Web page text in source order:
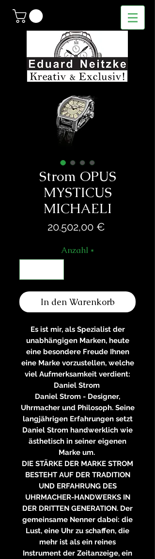
Strom OPUS
MYSTICUS
MICHAELI
20.502,00 €
Anzahl *
In den Warenkorb
Es ist mir, als Spezialist der
unabhängigen Marken, heute
eine besondere Freude Ihnen
eine Marke vorzustellen, welche
viel Aufmerksamkeit verdient:
Daniel Strom
Daniel Strom - Designer,
Uhrmacher und Philosoph. Seine
langjährigen Erfahrungen setzt
Daniel Strom handwerklich wie
ästhetisch in seiner eigenen
Marke um.
DIE STÄRKE DER MARKE STROM
BESTEHT AUF DER TRADITION
UND ERFAHRUNG DES
UHRMACHER-HANDWERKS IN
DER DRITTEN GENERATION. Der
gemeinsame Nenner dabei: die
Lust, eine Uhr zu schaffen, die
mehr ist als ein reines
Instrument der Zeitanzeige, ein